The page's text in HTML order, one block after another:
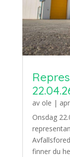
av ole |
Onsdag
finner du